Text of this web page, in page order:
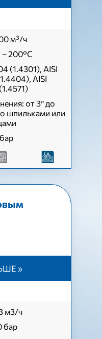
м³/ч
200°C
(1.4301), AISI
AISI
от 3″ до
шпильками или
»
м3/ч
бар